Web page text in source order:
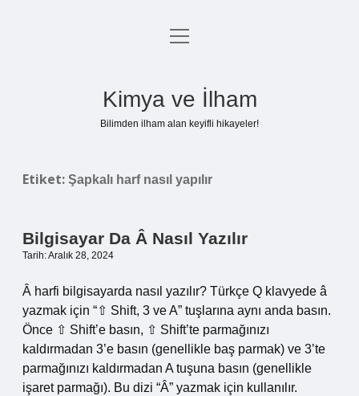
Anasayfa
menüyü
Kimya ve İlham
Bilimden ilham alan keyifli hikayeler!
Etiket: Şapkalı harf nasıl yapılır
Bilgisayar Da Â Nasıl Yazılır
Tarih: Aralık 28, 2024
Â harfi bilgisayarda nasıl yazılır? Türkçe Q klavyede â
yazmak için “⇧ Shift, 3 ve A” tuşlarına aynı anda basın.
Önce ⇧ Shift’e basın, ⇧ Shift’te parmağınızı
kaldırmadan 3’e basın (genellikle baş parmak) ve 3’te
parmağınızı kaldırmadan A tuşuna basın (genellikle
işaret parmağı). Bu dizi “Â” yazmak için kullanılır.